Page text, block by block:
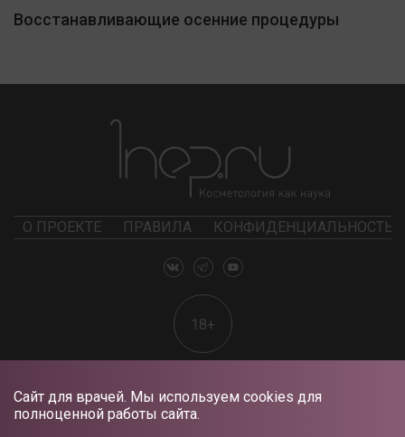
Сайт для врачей. Мы используем cookies для
полноценной работы сайта.
Восстанавливающие осенние процедуры
О ПРОЕКТЕ ПРАВИЛА КОНФИДЕНЦИАЛЬНОСТЬ
18+